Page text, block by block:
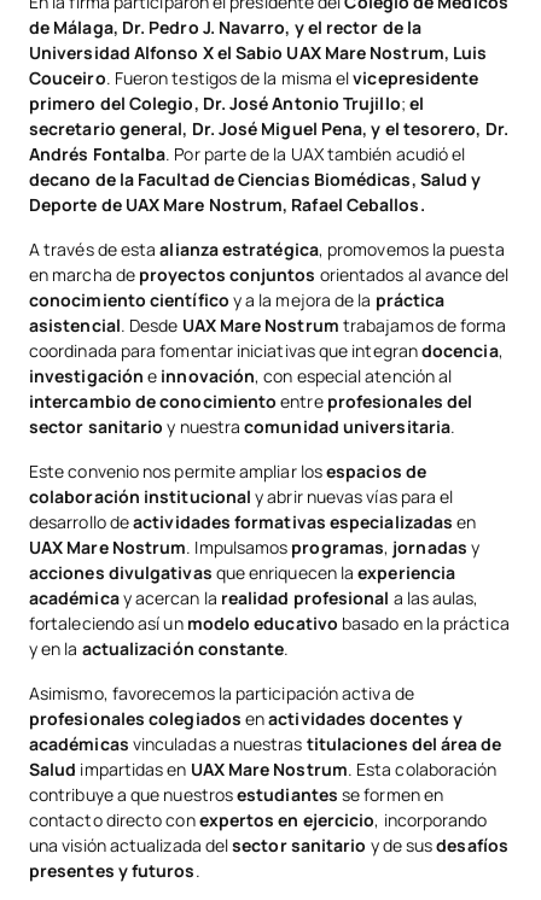
de Málaga, Dr. Pedro J. Navarro, y el rector de la
Universidad Alfonso X el Sabio UAX Mare Nostrum, Luis
Couceiro. Fueron testigos de la misma elvicepresidente
primero del Colegio, Dr. José Antonio Trujillo; el
secretario general, Dr. José Miguel Pena, y el tesorero, Dr.
Andrés Fontalba. Por parte de la UAX también acudió el
decano de la Facultad de Ciencias Biomédicas, Salud y
Deporte de UAX Mare Nostrum, Rafael Ceballos.
A través de estaalianza estratégica, promovemos la puesta
en marcha de proyectos conjuntos orientados al avance del
conocimiento científico y a la mejora de la práctica
asistencial. Desde UAX Mare Nostrum trabajamos de forma
coordinada para fomentar iniciativas que integrandocencia,
investigación e innovación, con especial atención al
intercambio de conocimiento entre profesionales del
sector sanitario y nuestracomunidad universitaria.
Este convenio nos permite ampliar losespacios de
colaboración institucional y abrir nuevas vías para el
desarrollo deactividades formativas especializadas en
UAX Mare Nostrum. Impulsamos programas, jornadas y
acciones divulgativas que enriquecen laexperiencia
académicay acercan la realidad profesional a las aulas,
fortaleciendo así un modelo educativo basado en la práctica
y en la actualización constante.
Asimismo, favorecemos la participación activa de
profesionales colegiados enactividades docentes y
académicas vinculadas a nuestras titulaciones del área de
Salud impartidas en UAX Mare Nostrum. Esta colaboración
contribuye a que nuestrosestudiantes se formen en
contacto directo conexpertos en ejercicio, incorporando
una visión actualizada delsector sanitario y de susdesafíos
presentes y futuros.